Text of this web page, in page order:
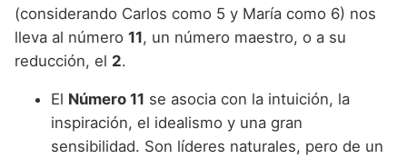
(considerando Carlos como 5 y María como 6) nos
lleva al número 11, un número maestro, o a su
reducción, el 2.
El Número 11 se asocia con la intuición, la
inspiración, el idealismo y una gran
sensibilidad. Son líderes naturales, pero de un